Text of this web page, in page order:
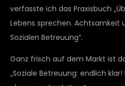
verfasste ich das Praxisbuch
Lebens sprechen. Achtsamkeit
Sozialen Betreuung“.
Ganz frisch auf dem Markt ist
„Soziale Betreuung: endlich